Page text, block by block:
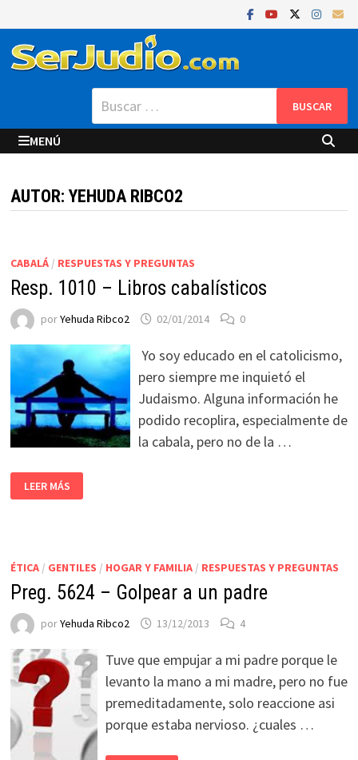
al
contenido
Buscar:
MENÚ
AUTOR: YEHUDA RIBCO2
CABALÁ/ RESPUESTAS Y PREGUNTAS
Resp. 1010 – Libros cabalísticos
porYehuda Ribco2 02/01/2014 0
Yo soy educado en el catolicismo,
pero siempre me inquietó el
Judaismo. Alguna información he
podido recoplira, especialmente de
la cabala, pero no de la …
LEER MÁS
ÉTICA/ GENTILES / HOGAR Y FAMILIA/ RESPUESTAS Y PREGUNTAS
Preg. 5624 – Golpear a un padre
porYehuda Ribco2 13/12/2013 4
Tuve que empujar a mi padre porque le
levanto la mano a mi madre, pero no fue
premeditadamente, solo reaccione asi
porque estaba nervioso. ¿cuales …